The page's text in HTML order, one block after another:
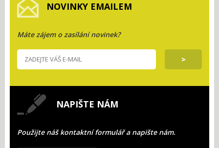
NOVINKY EMAILEM
Máte zájem o zasílání novinek?
NAPIŠTE NÁM
Použijte náš kontaktní formulář a napište nám.